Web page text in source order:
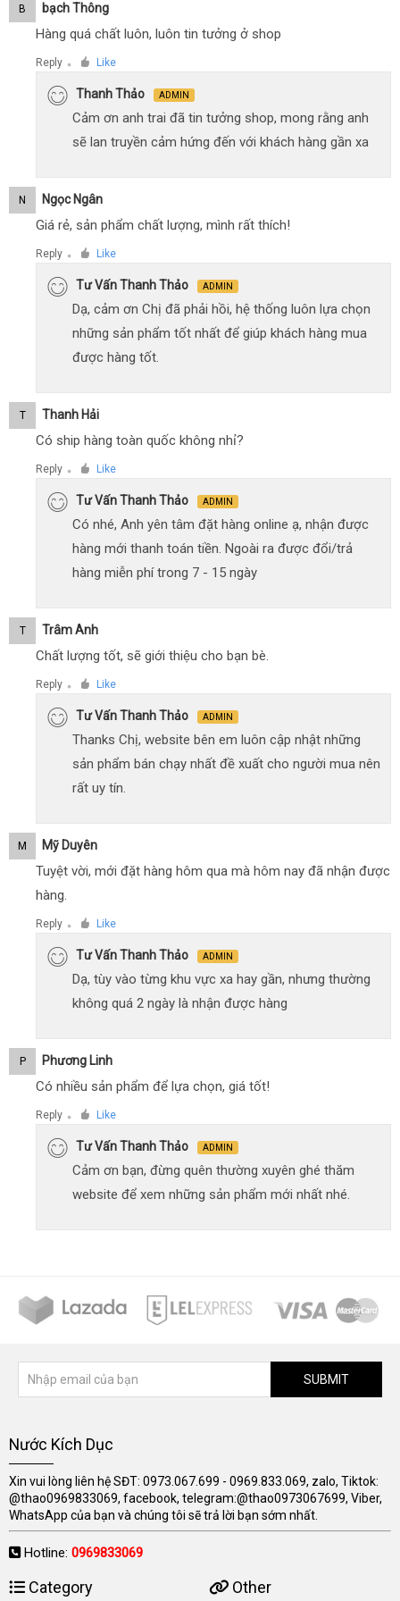
B Bạch Thông
Hàng quá chất luôn, luôn tin tưởng ở shop
Reply ● Like
Thanh Thảo ADMIN
Cảm ơn anh trai đã tin tưởng shop, mong rằng anh
sẽ lan truyền cảm hứng đến với khách hàng gần xa
N Ngọc Ngân
Giá rẻ, sản phẩm chất lượng, mình rất thích!
Reply ● Like
Tư Vấn Thanh Thảo ADMIN
Dạ, cảm ơn Chị đã phải hồi, hệ thống luôn lựa chọn
những sản phẩm tốt nhất để giúp khách hàng mua
được hàng tốt.
T Thanh Hải
Có ship hàng toàn quốc không nhỉ?
Reply ● Like
Tư Vấn Thanh Thảo ADMIN
Có nhé, Anh yên tâm đặt hàng online ạ, nhận được
hàng mới thanh toán tiền. Ngoài ra được đổi/trả
hàng miễn phí trong 7 - 15 ngày
T Trâm Anh
Chất lượng tốt, sẽ giới thiệu cho bạn bè.
Reply ● Like
Tư Vấn Thanh Thảo ADMIN
Thanks Chị, website bên em luôn cập nhật những
sản phẩm bán chạy nhất đề xuất cho người mua nên
rất uy tín.
M Mỹ Duyên
Tuyệt vời, mới đặt hàng hôm qua mà hôm nay đã nhận được
hàng.
Reply ● Like
Tư Vấn Thanh Thảo ADMIN
Dạ, tùy vào từng khu vực xa hay gần, nhưng thường
không quá 2 ngày là nhận được hàng
P Phương Linh
Có nhiều sản phẩm để lựa chọn, giá tốt!
Reply ● Like
Tư Vấn Thanh Thảo ADMIN
Cảm ơn bạn, đừng quên thường xuyên ghé thăm
website để xem những sản phẩm mới nhất nhé.
SUBMIT
Nước Kích Dục
Xin vui lòng liên hệ SĐT: 0973.067.699 - 0969.833.069, zalo, Tiktok:
@thao0969833069, facebook, telegram:@thao0973067699, Viber,
WhatsApp của bạn và chúng tôi sẽ trả lời bạn sớm nhất.
Hotline: 0969833069
Category Other